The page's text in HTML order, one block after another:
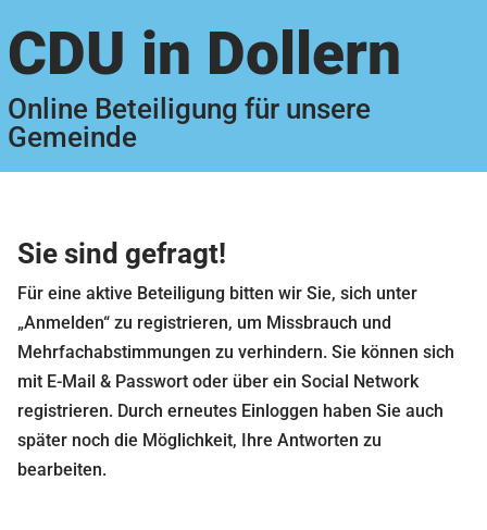
CDU in Dollern
Online Beteiligung für unsere
Gemeinde
Sie sind gefragt!
Für eine aktive Beteiligung bitten wir Sie, sich unter
„Anmelden“ zu registrieren, um Missbrauch und
Mehrfachabstimmungen zu verhindern. Sie können sich
mit E-Mail & Passwort oder über ein Social Network
registrieren. Durch erneutes Einloggen haben Sie auch
später noch die Möglichkeit, Ihre Antworten zu
bearbeiten.